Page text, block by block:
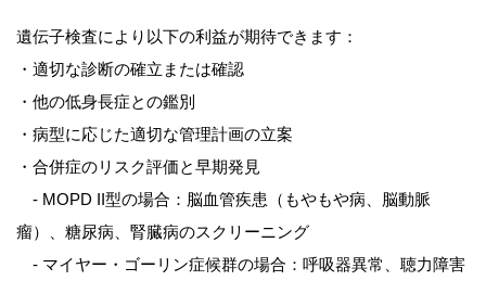
遺伝子検査により以下の利益が期待できます：
・適切な診断の確立または確認
・他の低身長症との鑑別
・病型に応じた適切な管理計画の立案
・合併症のリスク評価と早期発見
- MOPD II型の場合：脳血管疾患（もやもや病、脳動脈
瘤）、糖尿病、腎臓病のスクリーニング
- マイヤー・ゴーリン症候群の場合：呼吸器異常、聴力障害